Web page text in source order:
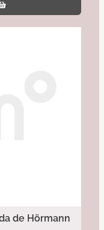
de Hörmann